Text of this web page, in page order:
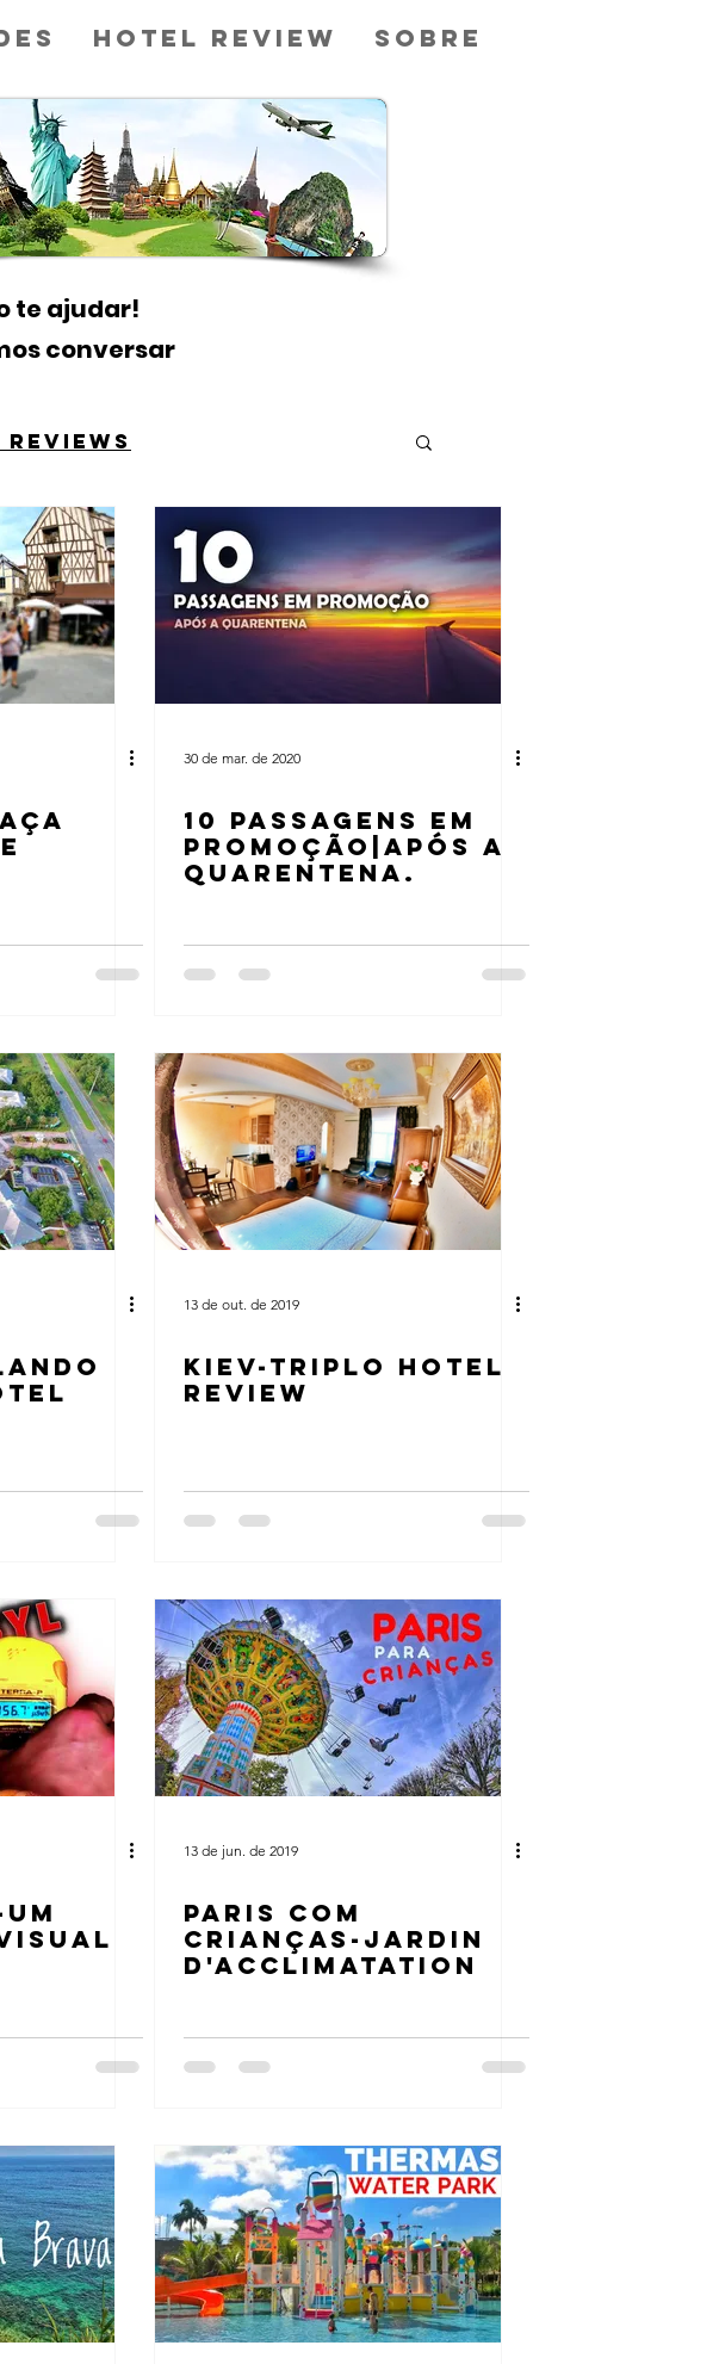
Hotel Review Sobre
te ajudar!
conversar
30 de mar. de 2020
10 PASSAGENS EM
PROMOÇÃO|APÓS A
QUARENTENA.
13 de out. de 2019
KIEV-TRIPLO HOTEL
REVIEW
13 de jun. de 2019
PARIS COM
CRIANÇAS-JARDIN
D'ACCLIMATATION